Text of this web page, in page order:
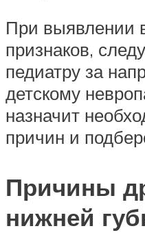
При выявлении
признаков,
педиатру за
детскому
назначит
причин и
Причины
нижней